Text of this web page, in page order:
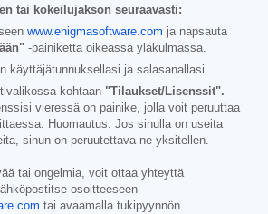
tai kokeilujakson seuraavasti:
www.enigmasoftware.com ja napsauta
-painiketta oikeassa yläkulmassa.
käyttäjätunnuksellasi ja salasanallasi.
kohtaan "Tilaukset/Lisenssit".
vieressä on painike, jolla voit peruuttaa
Huomautus: Jos sinulla on useita
sinun on peruutettava ne yksitellen.
tai ongelmia, voit ottaa yhteyttä
osoitteeseen
tai avaamalla tukipyynnön